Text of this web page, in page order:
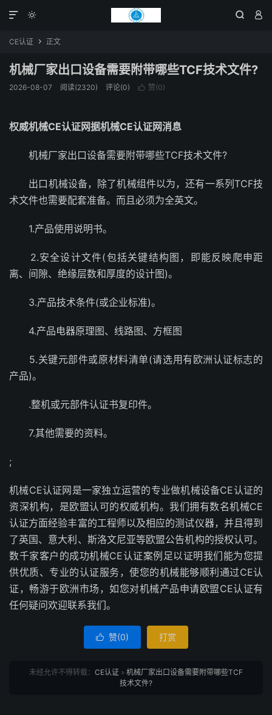
  

CE认证  正文
机械厂家出口设备需要附带哪些TCF技术文件?
2026-08-07 阅读(2320) 评论(0)  赞(0)
权威机械CE认证网据机械CE认证网消息
机械厂家出口设备需要附带哪些TCF技术文件?
出口机械设备，除了机械组件以为，还有一系列TCF技
术文件也需要配套准备。而且必须为全英文。
1.产品使用说明书。
2.安全设计文件(包括关键结构图，即能反映爬申距
离、间隙、绝缘层数和厚度的设计图)。
3.产品技术条件(或企业标准)。
4.产品电器原理图、线路图、方框图
5.关键元部件或原材料清单(请选用有欧洲认证标志的
产品)。
.整机或元部件认证书复印件。
7.其他需要的资料。
;
机械CE认证网是一家独立运营的专业做机械设备CE认证的
资深机构，是欧盟认可的权威机构。我们拥有数名机械CE
认证方面经验丰富的工程师以及相应的测试仪器，并且得到
了英国、意大利、斯洛文尼亚等欧盟公告机构的授权认可。
数千家客户的成功机械CE认证案例足以证明我们能为您提
供优质、专业的认证服务，使您的机械能够顺利通过CE认
证，畅游于欧洲市场，如您对机械产品申请欧盟CE认证有
任何疑问欢迎联系我们。
 赞(0) 打赏
未经允许不得转载： CE认证 » 机械厂家出口设备需要附带哪些TCF
技术文件?